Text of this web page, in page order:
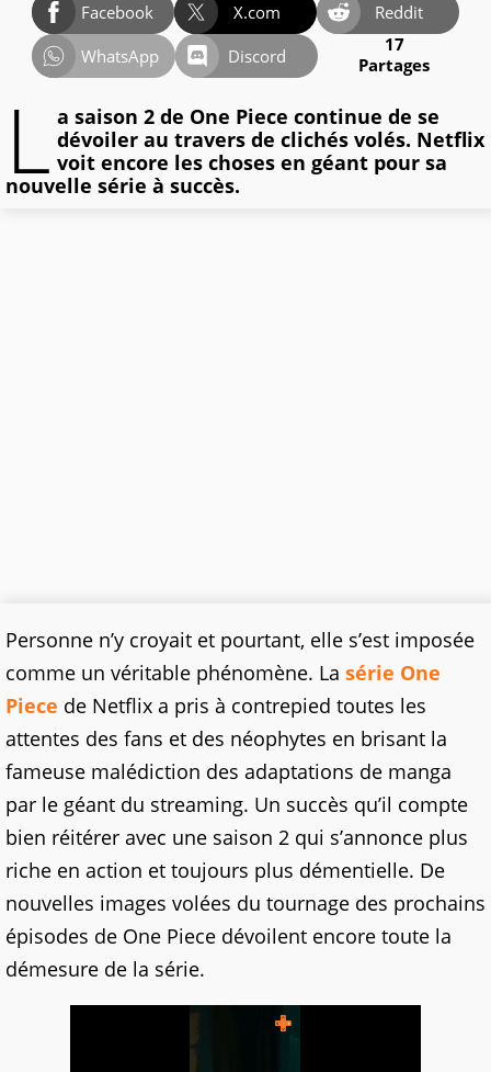
Facebook X.com
Reddit
WhatsApp
Discord
17
Partages
L a saison 2 de One Piece continue de se
dévoiler au travers de clichés volés. Netflix
voit encore les choses en géant pour sa
nouvelle série à succès.
Personne n’y croyait et pourtant, elle s’est imposée
comme un véritable phénomène. La série One
Piece de Netflix a pris à contrepied toutes les
attentes des fans et des néophytes en brisant la
fameuse malédiction des adaptations de manga
par le géant du streaming. Un succès qu’il compte
bien réitérer avec une saison 2 qui s’annonce plus
riche en action et toujours plus démentielle. De
nouvelles images volées du tournage des prochains
épisodes de One Piece dévoilent encore toute la
démesure de la série.